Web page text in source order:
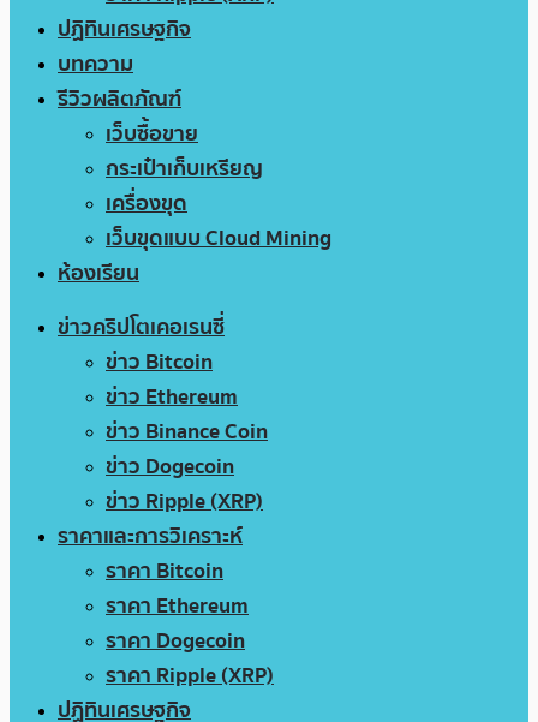
ปฏิทินเศรษฐกิจ
บทความ
รีวิวผลิตภัณฑ์
เว็บซื้อขาย
กระเป๋าเก็บเหรียญ
เครื่องขุด
เว็บขุดแบบ Cloud Mining
ห้องเรียน
ข่าวคริปโตเคอเรนซี่
ข่าว Bitcoin
ข่าว Ethereum
ข่าว Binance Coin
ข่าว Dogecoin
ข่าว Ripple (XRP)
ราคาและการวิเคราะห์
ราคา Bitcoin
ราคา Ethereum
ราคา Dogecoin
ราคา Ripple (XRP)
ปฏิทินเศรษฐกิจ